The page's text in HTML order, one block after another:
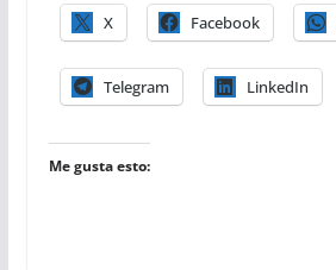
X Facebook
Telegram LinkedIn
Me gusta esto: